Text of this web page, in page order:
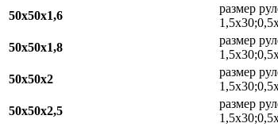
50х50х1,6
размер
50х50х1,8
размер
50х50х2
размер
50х50х2,5
размер